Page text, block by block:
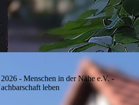
- Menschen in der Nähe e.V. -
leben